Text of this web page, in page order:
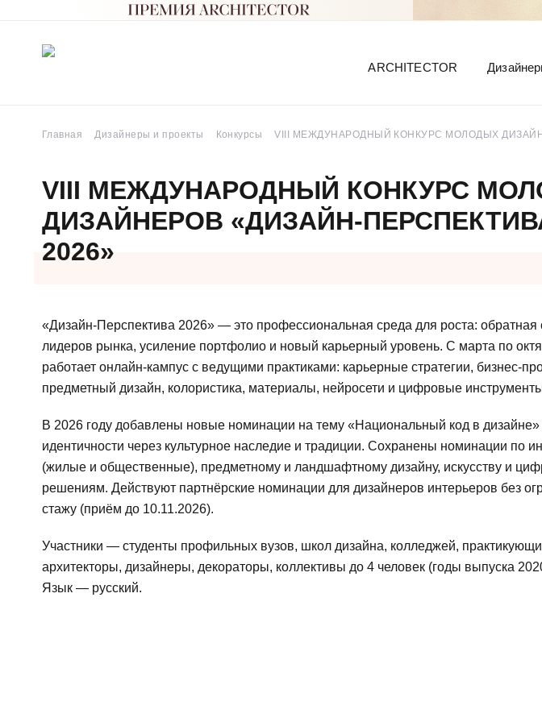
ARCHITECTOR
Главная Дизайнеры и проекты Конкурсы VIII МЕЖДУНАРОДНЫЙ КОНКУРС МОЛОДЫХ
VIII МЕЖДУНАРОДНЫЙ КОНКУРС
ДИЗАЙНЕРОВ «ДИЗАЙН-
2026»
«Дизайн-Перспектива 2026» — это профессиональная среда для роста: обратная
лидеров рынка, усиление портфолио и новый карьерный уровень. С марта по
работает онлайн-кампус с ведущими практиками: карьерные стратегии, бизнес-
предметный дизайн, колористика, материалы, нейросети и цифровые
В 2026 году добавлены новые номинации на тему «Национальный код в
идентичности через культурное наследие и традиции. Сохранены номинации по
(жилые и общественные), предметному и ландшафтному дизайну, искусству и
решениям. Действуют партнёрские номинации для дизайнеров интерьеров без
стажу (приём до 10.11.2026).
Участники — студенты профильных вузов, школ дизайна, колледжей,
архитекторы, дизайнеры, декораторы, коллективы до 4 человек (годы выпуска
Язык — русский.